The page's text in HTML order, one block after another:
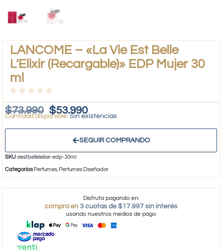
LANCOME – «La Vie Est Belle
L’Elixir (Recargable)» EDP Mujer 30
ml
$73.990 $53.990
Sin existencias
SEGUIR COMPRANDO
SKUviestbellelelixir-edp-30ml
Categorías Perfumes, Perfumes Diseñador
Disfruta pagando en:
compra en 3 cuotas de $17.997 sin interés
usando nuestros medios de pago